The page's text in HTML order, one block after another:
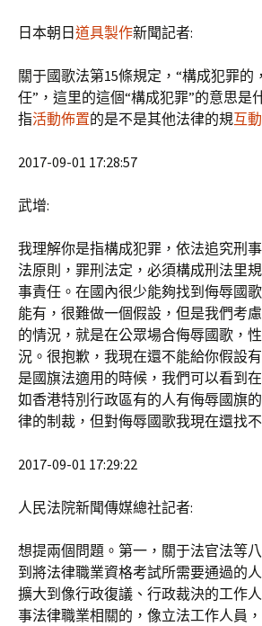
日本朝日 道具製作新聞記者:
關于國歌法第15條規定，“構成犯罪的
任”，這里的這個“構成犯罪”的意思是
指活動佈置的是不是其他法律的規互
2017-09-01 17:28:57
武增:
我理解你是指構成犯罪，依法追究刑
法原則，罪刑法定，必須構成刑法里
事責任。在國內很少能夠找到侮辱國
能有，很難做一個假設，但是我們考
的情況，就是在公眾場合侮辱國歌，
況。很抱歉，我現在還不能給你假設
是國旗法適用的時候，我們可以看到
如香港特別行政區有的人有侮辱國旗
律的制裁，但對侮辱國歌我現在還找
2017-09-01 17:29:22
人民法院新聞傳媒總社記者:
想提兩個問題。第一，關于法官法等
到將法律職業資格考試所需要通過的
擴大到像行政復議、行政裁決的工作
事法律職業相關的，像立法工作人員